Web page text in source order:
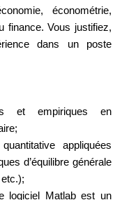
économétrie,
finance. Vous justifiez,
dans un poste
et empiriques en
appliquées
d’équilibre générale
;
logiciel Matlab est un